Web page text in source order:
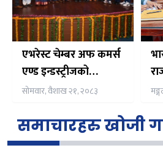
एभरेस्ट चेम्बर अफ कमर्स
एण्ड इन्डस्ट्रीजको
अध्यक्षमा डा. मोहन कुमार
सोमवार, वैशाख २१, २०८३
समाचारहरु खोजी